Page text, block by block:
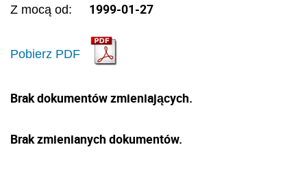
Z mocą od: 1999-01-27
Pobierz PDF
Brak dokumentów zmieniających.
Brak zmienianych dokumentów.